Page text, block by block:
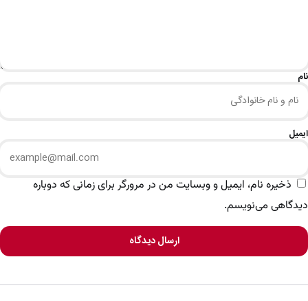
نام
ایمیل
ذخیره نام، ایمیل و وبسایت من در مرورگر برای زمانی که دوباره
دیدگاهی می‌نویسم.
ارسال دیدگاه